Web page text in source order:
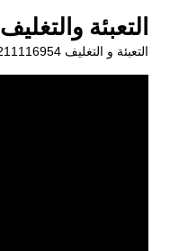
المحتوى
التعبئة والتغليف
التعبئة و التغليف 01211116954 – 01211116956 – 01211116958